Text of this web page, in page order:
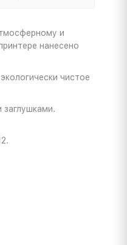
и
нанесено
чистое
заглушками.